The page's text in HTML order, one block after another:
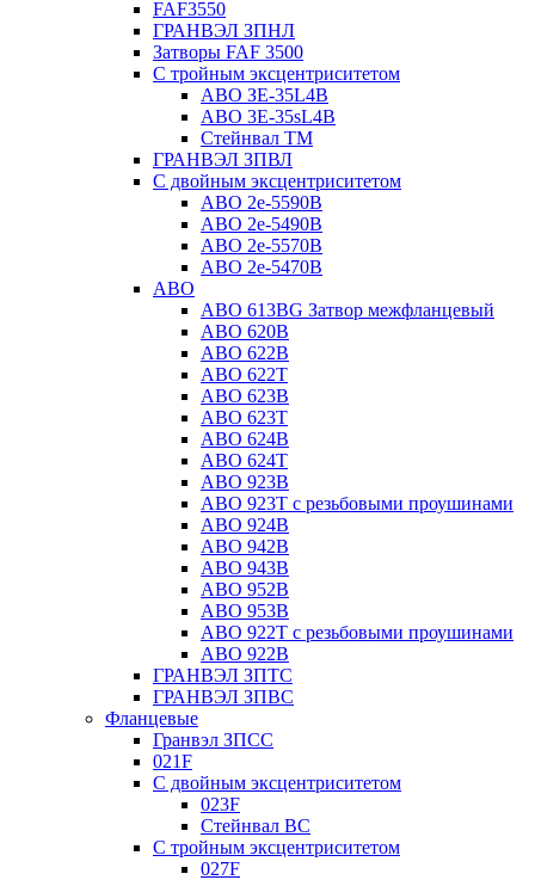
FAF3550
ГРАНВЭЛ ЗПНЛ
Затворы FAF 3500
С тройным эксцентриситетом
ABO ЗE-35L4B
ABO 3E-35sL4B
Стейнвал ТМ
ГРАНВЭЛ ЗПВЛ
С двойным эксцентриситетом
ABO 2e-5590B
ABO 2е-5490B
ABO 2е-5570B
ABO 2е-5470B
ABO
ABO 613BG Затвор межфланцевый
ABO 620B
ABO 622B
ABO 622T
ABO 623B
ABO 623T
ABO 624В
ABO 624Т
ABO 923B
ABO 923Т с резьбовыми проушинами
ABO 924B
ABO 942B
ABO 943B
ABO 952B
ABO 953B
ABO 922T с резьбовыми проушинами
ABO 922B
ГРАНВЭЛ ЗПТС
ГРАНВЭЛ ЗПВС
Фланцевые
Гранвэл ЗПСС
021F
С двойным эксцентриситетом
023F
Стейнвал BC
С тройным эксцентриситетом
027F